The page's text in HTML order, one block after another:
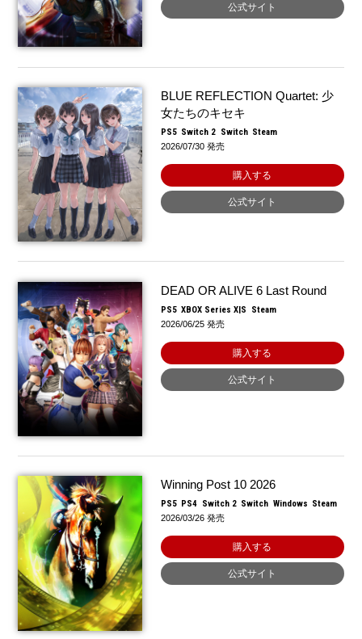
公式サイト
BLUE REFLECTION Quartet: 少
女たちのキセキ
PS5 Switch 2 Switch Steam
2026/07/30 発売
購入する
公式サイト
DEAD OR ALIVE 6 Last Round
PS5 XBOX Series X|S Steam
2026/06/25 発売
購入する
公式サイト
Winning Post 10 2026
PS5 PS4 Switch 2 Switch Windows Steam
2026/03/26 発売
購入する
公式サイト